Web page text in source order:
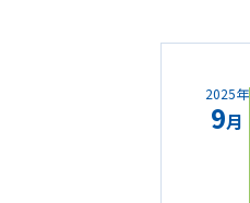
2025年
9月